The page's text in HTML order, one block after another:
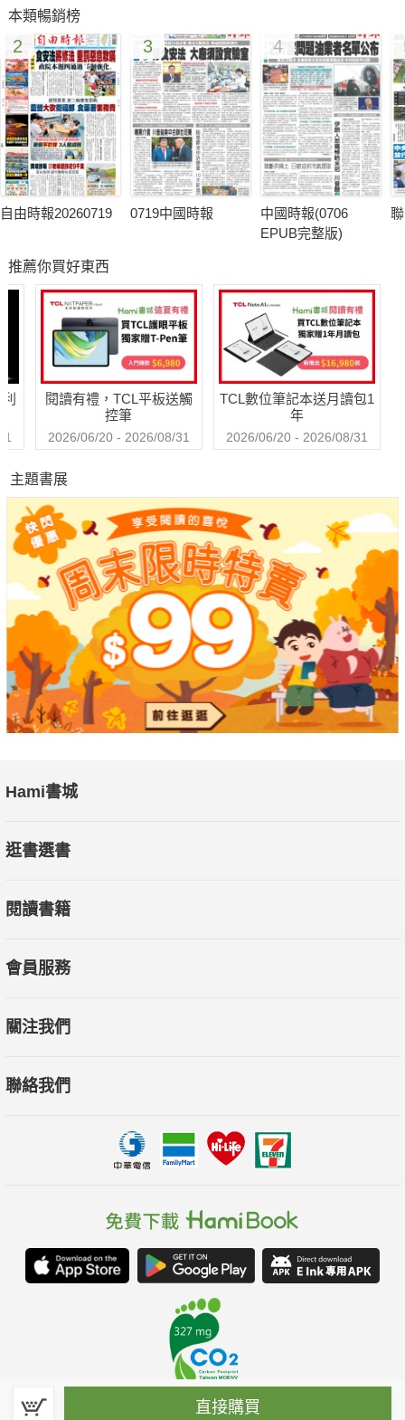
本類暢銷榜
2
自由時報20260719
3
0719中國時報
4
中國時報(0706
EPUB完整版)
推薦你買好東西
閱讀有禮，TCL平板送觸
控筆
2026/06/20 - 2026/08/31
TCL數位筆記本送月讀包1
年
2026/06/20 - 2026/08/31
直接購買
主題書展
Hami書城
逛書選書
閱讀書籍
會員服務
關注我們
聯絡我們